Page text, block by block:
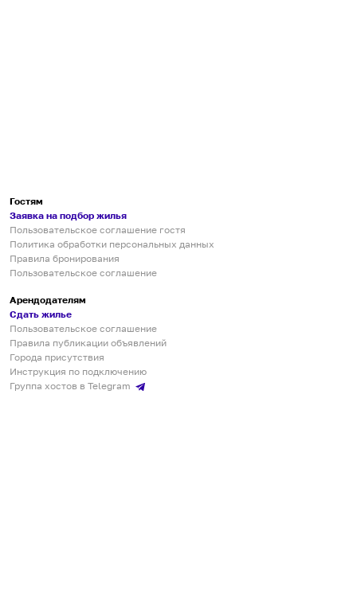
Гостям
Заявка на подбор жилья
Пользовательское соглашение гостя
Политика обработки персональных данных
Правила бронирования
Пользовательское соглашение
Арендодателям
Сдать жилье
Пользовательское соглашение
Правила публикации объявлений
Города присутствия
Инструкция по подключению
Группа хостов в Telegram